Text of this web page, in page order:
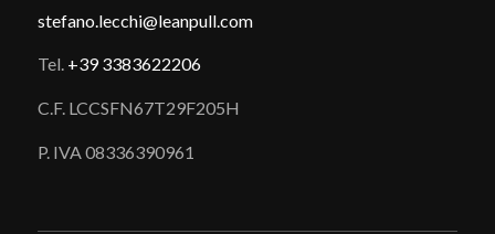
stefano. lecchi@leanpull.com
Tel. +39 3383622206
C.F. LCCSFN67T29F205H
P. IVA 08336390961